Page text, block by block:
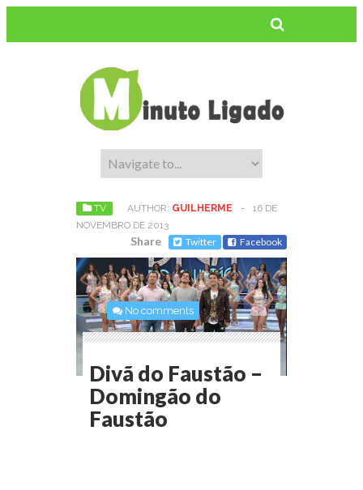
TV AUTHOR: GUILHERME -
16 DE
NOVEMBRO DE 2013
Share Twitter Facebook
No comments
Divã do Faustão –
Domingão do
Faustão